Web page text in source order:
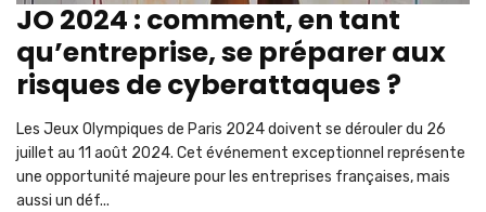
JO 2024 : comment, en tant
qu’entreprise, se préparer aux
risques de cyberattaques ?
Les Jeux Olympiques de Paris 2024 doivent se dérouler du 26
juillet au 11 août 2024. Cet événement exceptionnel représente
une opportunité majeure pour les entreprises françaises, mais
aussi un déf...